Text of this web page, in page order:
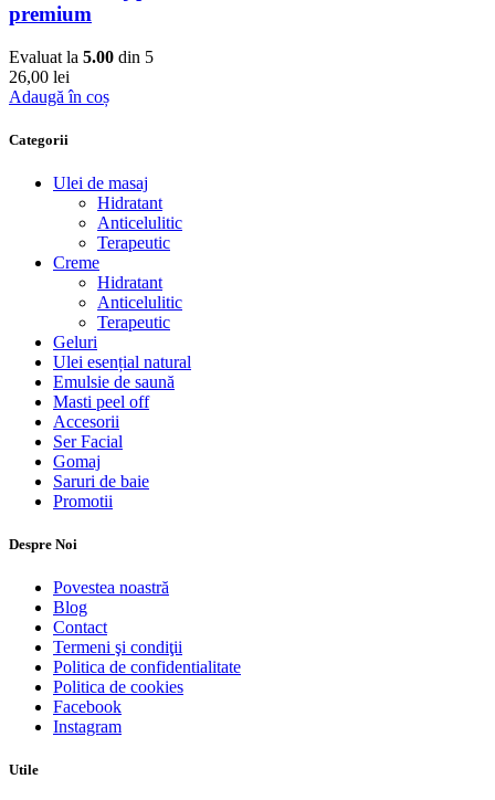
premium
Evaluat la 5.00 din 5
26,00 lei
Adaugă în coș
Categorii
Ulei de masaj
Hidratant
Anticelulitic
Terapeutic
Creme
Hidratant
Anticelulitic
Terapeutic
Geluri
Ulei esențial natural
Emulsie de saună
Masti peel off
Accesorii
Ser Facial
Gomaj
Saruri de baie
Promotii
Despre Noi
Povestea noastră
Blog
Contact
Termeni şi condiţii
Politica de confidentialitate
Politica de cookies
Facebook
Instagram
Utile